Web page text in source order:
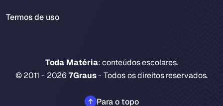
Toda Matéria: conteúdos escolares.
© 2011 - 20267Graus- Todos os direitos reservados.
Para o topo
Termos de uso